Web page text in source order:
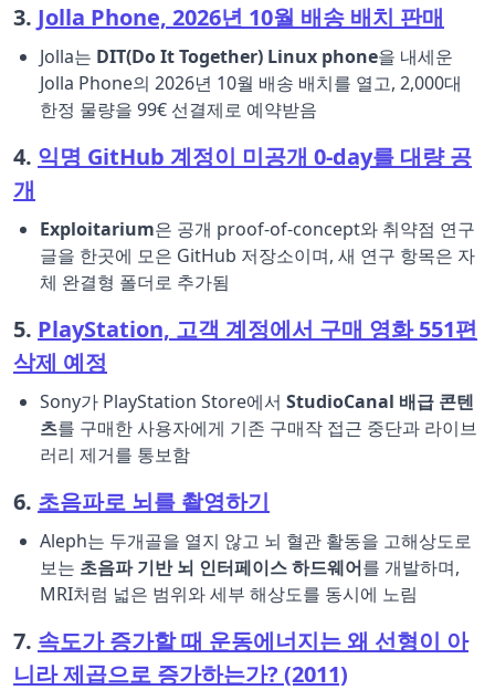
3. Jolla Phone, 2026년 10월 배송 배치 판매
Jolla는 DIT(Do It Together) Linux phone을 내세운
Jolla Phone의 2026년 10월 배송 배치를 열고, 2,000대
한정 물량을 99€ 선결제로 예약받음
4. 익명 GitHub 계정이 미공개 0-day를 대량 공
개
Exploitarium은 공개 proof-of-concept와 취약점 연구
글을 한곳에 모은 GitHub 저장소이며, 새 연구 항목은 자
체 완결형 폴더로 추가됨
5. PlayStation, 고객 계정에서 구매 영화 551편
삭제 예정
Sony가 PlayStation Store에서 StudioCanal 배급 콘텐
츠를 구매한 사용자에게 기존 구매작 접근 중단과 라이브
러리 제거를 통보함
6. 초음파로 뇌를 촬영하기
Aleph는 두개골을 열지 않고 뇌 혈관 활동을 고해상도로
보는 초음파 기반 뇌 인터페이스 하드웨어를 개발하며,
MRI처럼 넓은 범위와 세부 해상도를 동시에 노림
7. 속도가 증가할 때 운동에너지는 왜 선형이 아
니라 제곱으로 증가하는가? (2011)